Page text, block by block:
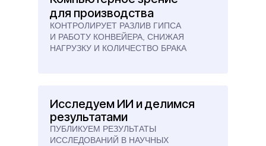
для производства
КОНТРОЛИРУЕТ РАЗЛИВ ГИПСА
И РАБОТУ КОНВЕЙЕРА, СНИЖАЯ
НАГРУЗКУ И КОЛИЧЕСТВО БРАКА
Исследуем ИИ и делимся
результатами
ПУБЛИКУЕМ РЕЗУЛЬТАТЫ
ИССЛЕДОВАНИЙ В НАУЧНЫХ